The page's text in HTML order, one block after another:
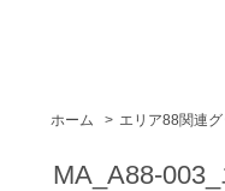
ホーム > エリア88関連
MA_A88-